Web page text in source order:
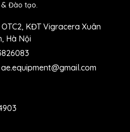
& Đào tạo.
KĐT Vigracera Xuân
Hà Nội